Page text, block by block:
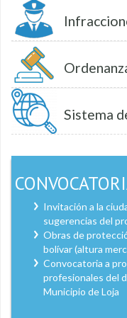
Sistema
Invitación a la
sugerencias del
Obras de
bolívar (altura
Convocatoria a
profesionales del
Municipio de Loja